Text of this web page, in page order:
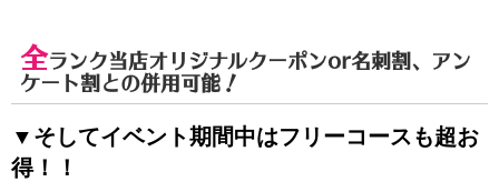
全ランク当店オリジナルクーポンor名刺割、アン
ケート割との併用可能！
▼そしてイベント期間中はフリーコースも超お
得！！